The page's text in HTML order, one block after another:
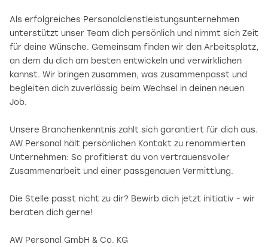
Als erfolgreiches Personaldienstleistungsunternehmen
unterstützt unser Team dich persönlich und nimmt sich Zeit
für deine Wünsche. Gemeinsam finden wir den Arbeitsplatz,
an dem du dich am besten entwickeln und verwirklichen
kannst. Wir bringen zusammen, was zusammenpasst und
begleiten dich zuverlässig beim Wechsel in deinen neuen
Job.
Unsere Branchenkenntnis zahlt sich garantiert für dich aus.
AW Personal hält persönlichen Kontakt zu renommierten
Unternehmen: So profitierst du von vertrauensvoller
Zusammenarbeit und einer passgenauen Vermittlung.
Die Stelle passt nicht zu dir? Bewirb dich jetzt initiativ - wir
beraten dich gerne!
AW Personal GmbH & Co. KG